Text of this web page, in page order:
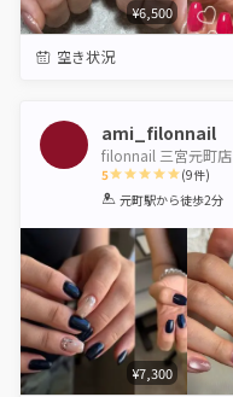
¥6,500
空き状況
ami_filonnail
filonnail 三宮元町店
5
1 2 3 4 5
(9件)
元町駅から徒歩2分
¥7,300